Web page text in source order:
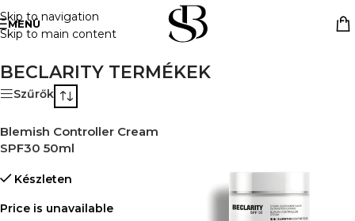
Skip to navigation
Skip to main content
MENÜ
Kezdőlap» SummeCosmetics »BECLARITY TERMÉKEK
BECLARITY TERMÉKEK
Szűrők
Blemish Controller Cream
SPF30 50ml
Készleten
Price is unavailable